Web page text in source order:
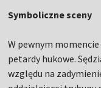
Symboliczne sceny
W pewnym momencie
petardy hukowe.
względu na